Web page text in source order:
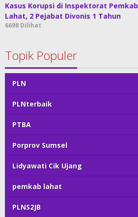
Kasus Korupsi di Inspektorat Pemkab
Lahat, 2 Pejabat Divonis 1 Tahun
6698 Dilihat
Topik Populer
PLN
PLNterbaik
PTBA
Porprov Sumsel
Lidyawati Cik Ujang
pemkab lahat
PLNS2JB